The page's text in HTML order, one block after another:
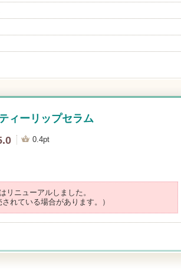
ィーリップセラム
0.4pt
リニューアルしました。
れている場合があります。）